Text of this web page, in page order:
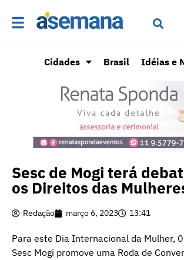
Cidades Brasil Idéias e
Sesc de Mogi terá
os Direitos das
Redação março 6, 2023 13:41
Para este Dia Internacional da Mulher,
Sesc Mogi promove uma Roda de